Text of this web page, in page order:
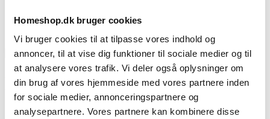
Homeshop.dk bruger cookies
Vi bruger cookies til at tilpasse vores indhold og
annoncer, til at vise dig funktioner til sociale medier og til
at analysere vores trafik. Vi deler også oplysninger om
din brug af vores hjemmeside med vores partnere inden
for sociale medier, annonceringspartnere og
analysepartnere. Vores partnere kan kombinere disse
Nordlux Aliki -
Indbygningsspot - Sort